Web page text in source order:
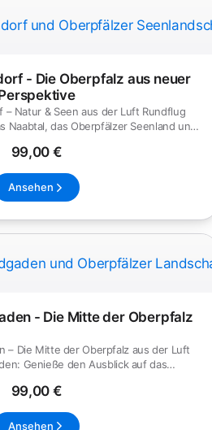
- Die Oberpfalz aus neuer
– Natur & Seen aus der Luft Rundflug
Naabtal, das Oberpfälzer Seenland und
99,00 €
Ansehen
- Die Mitte der Oberpfalz
– Die Mitte der Oberpfalz aus der Luft
Genieße den Ausblick auf das
99,00 €
Ansehen